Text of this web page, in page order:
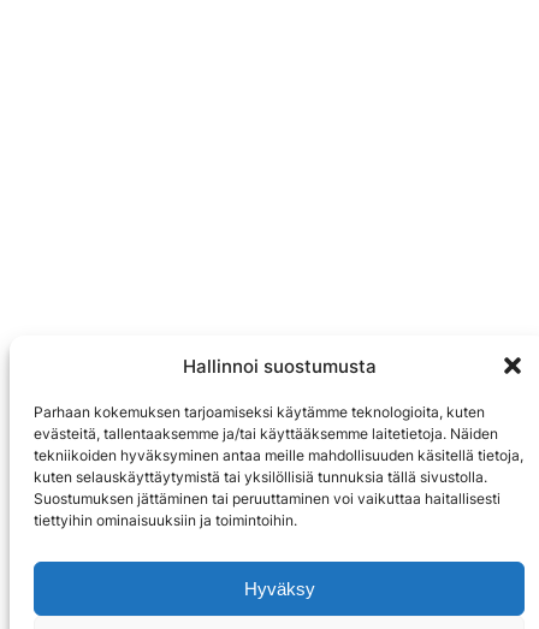
Hallinnoi suostumusta
Parhaan kokemuksen tarjoamiseksi käytämme teknologioita, kuten
evästeitä, tallentaaksemme ja/tai käyttääksemme laitetietoja. Näiden
tekniikoiden hyväksyminen antaa meille mahdollisuuden käsitellä tietoja,
kuten selauskäyttäytymistä tai yksilöllisiä tunnuksia tällä sivustolla.
Suostumuksen jättäminen tai peruuttaminen voi vaikuttaa haitallisesti
tiettyihin ominaisuuksiin ja toimintoihin.
Hyväksy